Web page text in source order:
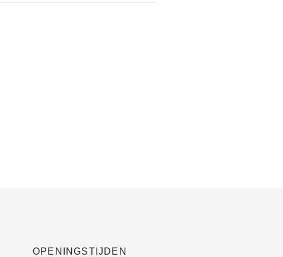
OPENINGSTIJDEN